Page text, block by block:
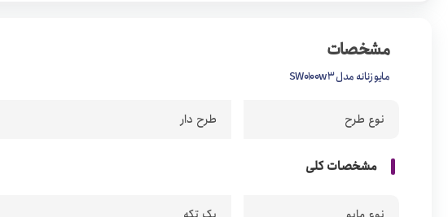
مشخصات
مایو زنانه مدل SW0100w3
نوع طرح طرح دار
مشخصات کلی